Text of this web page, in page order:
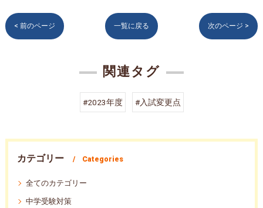
< 前のページ 一覧に戻る 次のページ >
関連タグ
#2023年度 #入試変更点
カテゴリー Categories
全てのカテゴリー
中学受験対策